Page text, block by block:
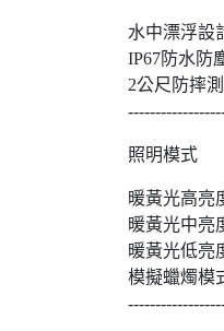
2
照明模式
暖黃
暖黃
暖黃
模